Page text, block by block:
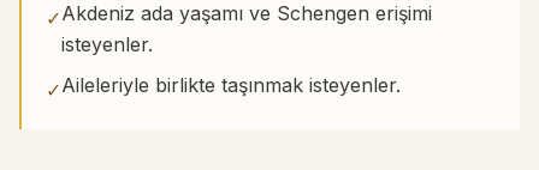
✓Akdeniz ada yaşamı ve Schengen erişimi
isteyenler.
✓Aileleriyle birlikte taşınmak isteyenler.